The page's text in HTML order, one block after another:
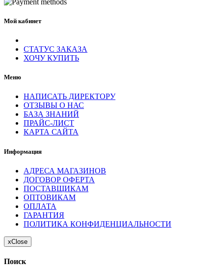
Мой кабинет
СТАТУС ЗАКАЗА
ХОЧУ КУПИТЬ
Меню
НАПИСАТЬ ДИРЕКТОРУ
ОТЗЫВЫ О НАС
БАЗА ЗНАНИЙ
ПРАЙС-ЛИСТ
КАРТА САЙТА
Информация
АДРЕСА МАГАЗИНОВ
ДОГОВОР ОФЕРТА
ПОСТАВЩИКАМ
ОПТОВИКАМ
ОПЛАТА
ГАРАНТИЯ
ПОЛИТИКА КОНФИДЕНЦИАЛЬНОСТИ
xClose
Поиск